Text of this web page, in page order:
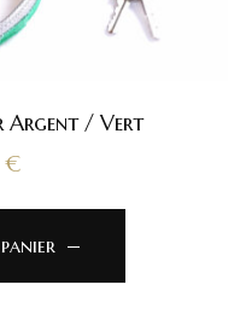
Argent / Vert
€